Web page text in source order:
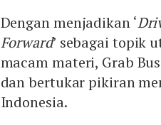
Dengan menjadikan ‘
Forward’ sebagai topik
macam materi, Grab
dan bertukar pikiran
Indonesia.